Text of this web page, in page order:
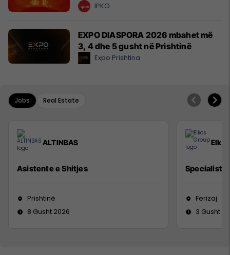
IPKO
EXPO DIASPORA 2026 mbahet më
3, 4 dhe 5 gusht në Prishtinë
Expo Prishtina
Jobs Real Estate
ALTINBAS
Asistente e Shitjes
Prishtinë
8 Gusht 2026
Specialist
Ferizaj
3 Gusht